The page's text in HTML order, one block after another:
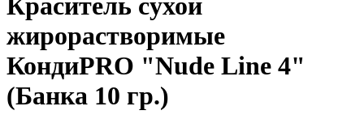
Краситель сухой
жирорастворимые
КондиPRO "Nude Line 4"
(Банка 10 гр.)